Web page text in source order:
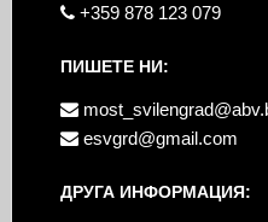
+359 878 123 079
ПИШЕТЕ НИ:
esvgrd@gmail.com
ДРУГА ИНФОРМАЦИЯ: